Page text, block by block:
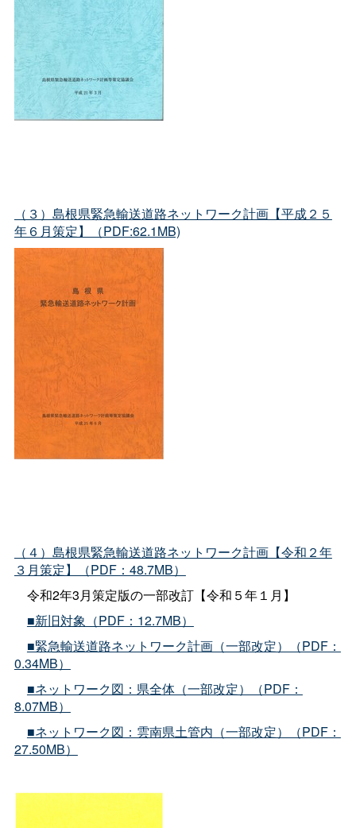
（３）島根県緊急輸送道路ネットワーク計画【平成２５
年６月策定】（PDF:62.1MB)
（４）島根県緊急輸送道路ネットワーク計画【令和２年
３月策定】（PDF：48.7MB）
令和2年3月策定版の一部改訂【令和５年１月】
■新旧対象（PDF：12.7MB）
■緊急輸送道路ネットワーク計画（一部改定）（PDF：
0.34MB）
■ネットワーク図：県全体（一部改定）（PDF：
8.07MB）
■ネットワーク図：雲南県土管内（一部改定）（PDF：
27.50MB）